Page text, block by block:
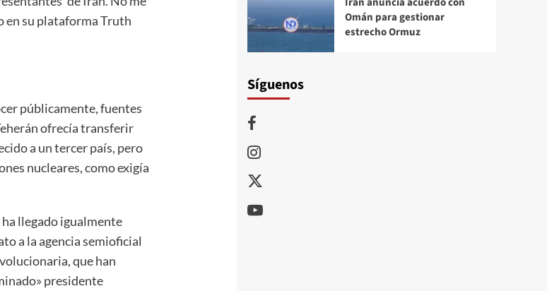
en su plataforma Truth
públicamente, fuentes
ofrecía transferir
a un tercer país, pero
nucleares, como exigía
llegado igualmente
a la agencia semioficial
que han
presidente
Omán para gestionar
estrecho Ormuz
Síguenos